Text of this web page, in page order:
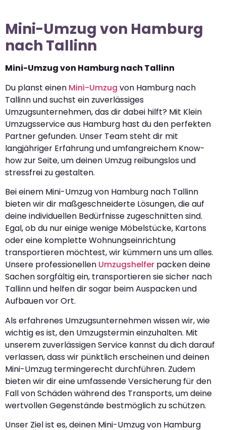
Mini-Umzug von Hamburg
nach Tallinn
Mini-Umzug von Hamburg nach Tallinn
Du planst einen Mini-Umzug von Hamburg nach
Tallinn und suchst ein zuverlässiges
Umzugsunternehmen, das dir dabei hilft? Mit Klein
Umzugsservice aus Hamburg hast du den perfekten
Partner gefunden. Unser Team steht dir mit
langjähriger Erfahrung und umfangreichem Know-
how zur Seite, um deinen Umzug reibungslos und
stressfrei zu gestalten.
Bei einem Mini-Umzug von Hamburg nach Tallinn
bieten wir dir maßgeschneiderte Lösungen, die auf
deine individuellen Bedürfnisse zugeschnitten sind.
Egal, ob du nur einige wenige Möbelstücke, Kartons
oder eine komplette Wohnungseinrichtung
transportieren möchtest, wir kümmern uns um alles.
Unsere professionellen Umzugshelfer packen deine
Sachen sorgfältig ein, transportieren sie sicher nach
Tallinn und helfen dir sogar beim Auspacken und
Aufbauen vor Ort.
Als erfahrenes Umzugsunternehmen wissen wir, wie
wichtig es ist, den Umzugstermin einzuhalten. Mit
unserem zuverlässigen Service kannst du dich darauf
verlassen, dass wir pünktlich erscheinen und deinen
Mini-Umzug termingerecht durchführen. Zudem
bieten wir dir eine umfassende Versicherung für den
Fall von Schäden während des Transports, um deine
wertvollen Gegenstände bestmöglich zu schützen.
Unser Ziel ist es, deinen Mini-Umzug von Hamburg